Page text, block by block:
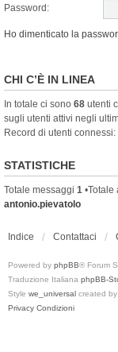
Password:
Ho dimenticato la
CHI C’È IN LINEA
In totale ci sono 68 utenti
sugli utenti attivi negli
Record di utenti connessi:
STATISTICHE
Totale messaggi 1 •Totale
antonio.pievatolo
Indice Contattaci
Powered by phpBB® Forum
Traduzione Italiana phpBB-
Style we_universal created
Privacy Condizioni